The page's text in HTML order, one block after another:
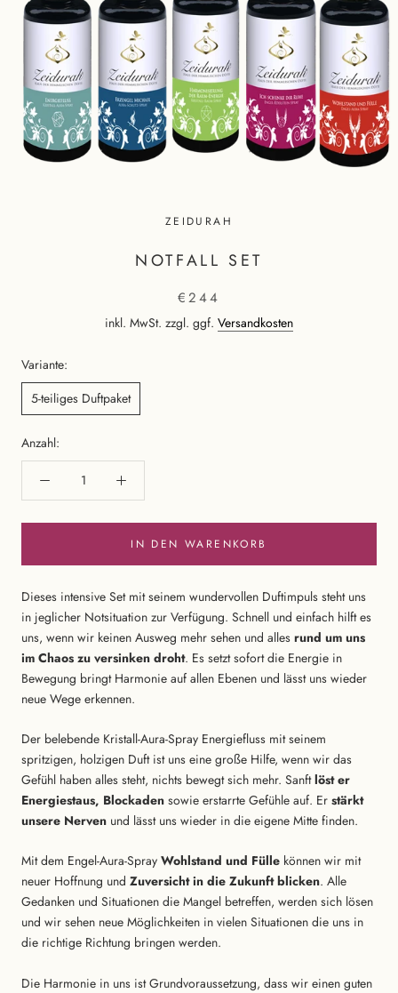
ZEIDURAH
NOTFALL SET
€244
inkl. MwSt. zzgl. ggf. Versandkosten
Variante:
5-teiliges Duftpaket
Anzahl:
IN DEN WARENKORB
Dieses intensive Set mit seinem wundervollen Duftimpuls steht uns
in jeglicher Notsituation zur Verfügung. Schnell und einfach hilft es
uns, wenn wir keinen Ausweg mehr sehen und alles rund um uns
im Chaos zu versinken droht. Es setzt sofort die Energie in
Bewegung bringt Harmonie auf allen Ebenen und lässt uns wieder
neue Wege erkennen.
Der belebende Kristall-Aura-Spray Energiefluss mit seinem
spritzigen, holzigen Duft ist uns eine große Hilfe, wenn wir das
Gefühl haben alles steht, nichts bewegt sich mehr. Sanftlöst er
Energiestaus, Blockaden sowie erstarrte Gefühle auf. Er stärkt
unsere Nerven und lässt uns wieder in die eigene Mitte finden.
Mit dem Engel-Aura-Spray Wohlstand und Fülle können wir mit
neuer Hoffnung und Zuversicht in die Zukunft blicken. Alle
Gedanken und Situationen die Mangel betreffen, werden sich lösen
und wir sehen neue Möglichkeiten in vielen Situationen die uns in
die richtige Richtung bringen werden.
Die Harmonie in uns ist Grundvoraussetzung, dass wir einen guten